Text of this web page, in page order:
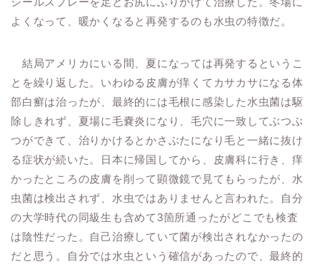
よくなって、暖かくなると再発するのも水虫の特徴だ。
結局アメリカにいる間、夏になっては再発するというこ
とを繰り返した。いわゆる皮膚が痒くてカサカサになる体
部白癬は治ったが、最終的には毛根に感染した水虫菌は駆
除しきれず、夏場に毛嚢炎になり、毛穴に一致してぶつぶ
つができて、治りかけるとかさぶたになり毛と一緒に抜け
る症状が続いた。日本に帰国してから、皮膚科に行き、痒
かったところの皮膚を削って顕微鏡で見てもらったが、水
虫菌は検出されず、水虫ではありませんと言われた。自分
の大学時代の同級生も含めて3箇所通ったがどこでも検査
は陰性だった。自己治療していて菌が検出されなかったの
だと思う。自分では水虫という確信があったので、最終的